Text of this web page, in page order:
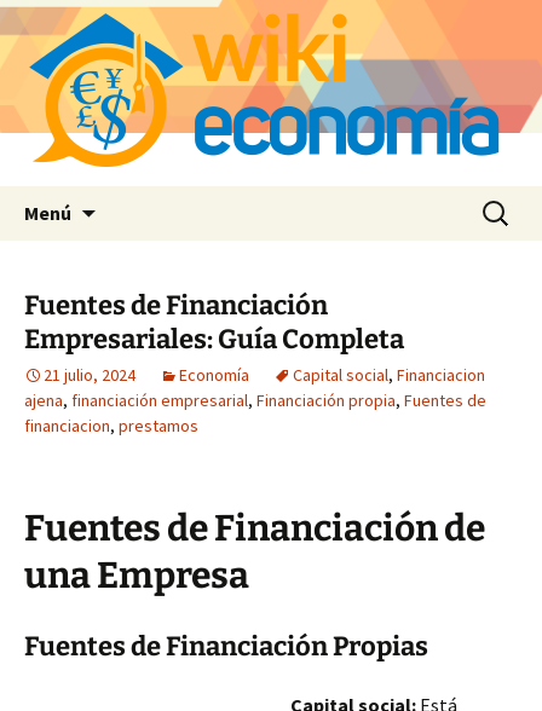
Menú Buscar:
Fuentes de Financiación
Empresariales: Guía Completa
21 julio, 2024 Economía Capital social, Financiacion
ajena, financiación empresarial, Financiación propia, Fuentes de
financiacion, prestamos
Fuentes de Financiación de
una Empresa
Fuentes de Financiación Propias
Capital social: Está